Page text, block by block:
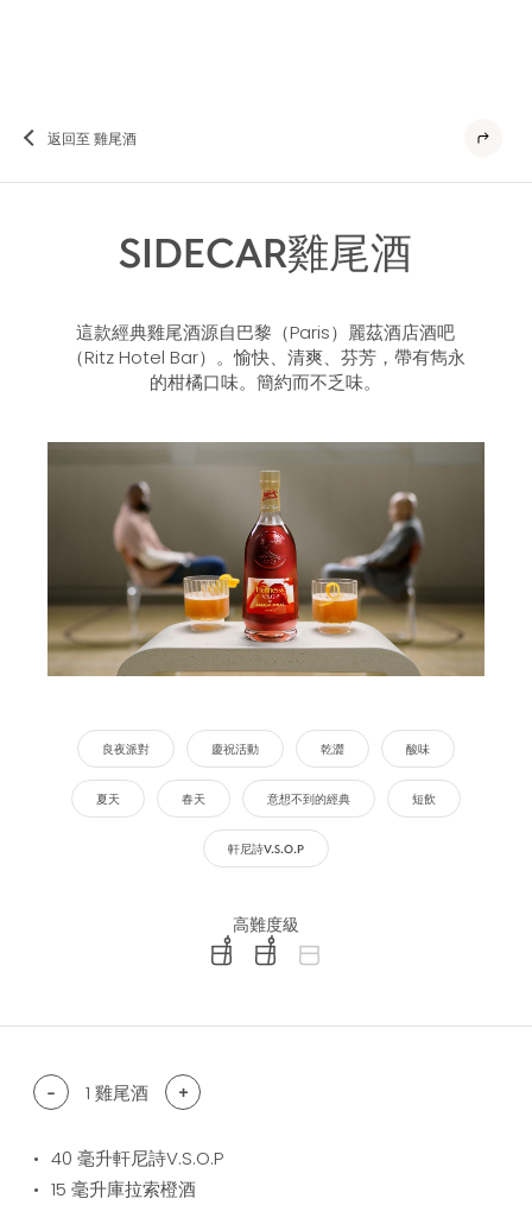
返回至 雞尾酒
SIDECAR雞尾酒
這款經典雞尾酒源自巴黎（Paris）麗茲酒店酒吧
（Ritz Hotel Bar）。愉快、清爽、芬芳，帶有雋永
的柑橘口味。簡約而不乏味。
良夜派對 慶祝活動 乾澀 酸味
夏天 春天 意想不到的經典 短飲
軒尼詩V.S.O.P
高難度級
difficulty level: easy
difficulty level: intermediate
- 1 雞尾酒 +
40 毫升軒尼詩V.S.O.P
15 毫升庫拉索橙酒